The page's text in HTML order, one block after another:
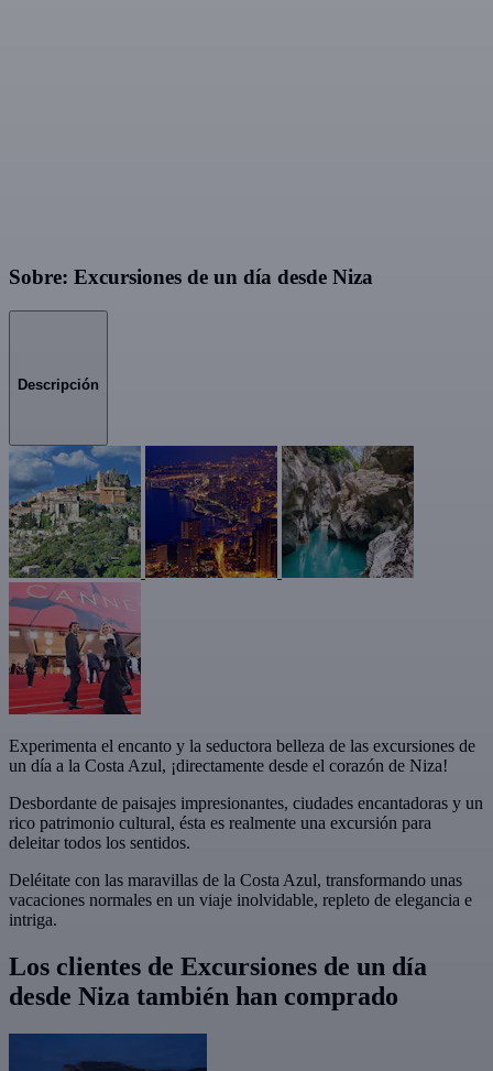
Sobre: Excursiones de un día desde Niza
Descripción
Experimenta el encanto y la seductora belleza de las excursiones de
un día a la Costa Azul, ¡directamente desde el corazón de Niza!
Desbordante de paisajes impresionantes, ciudades encantadoras y un
rico patrimonio cultural, ésta es realmente una excursión para
deleitar todos los sentidos.
Deléitate con las maravillas de la Costa Azul, transformando unas
vacaciones normales en un viaje inolvidable, repleto de elegancia e
intriga.
Los clientes de Excursiones de un día
desde Niza también han comprado